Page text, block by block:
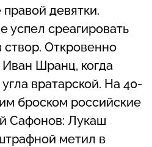
девятки.
успел среагировать
створ. Откровенно
Шранц, когда
вратарской. На 40-
броском российские
Сафонов: Лукаш
метил в